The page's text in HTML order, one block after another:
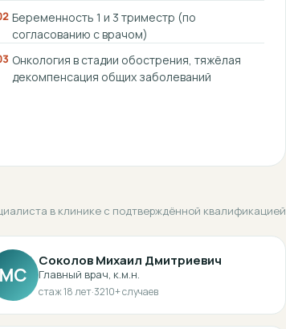
Беременность 1 и 3 триместр (по
согласованию с врачом)
Онкология в стадии обострения, тяжёлая
декомпенсация общих заболеваний
в клинике с подтверждённой квалификацией
МС
Соколов Михаил Дмитриевич
Главный врач, к.м.н.
стаж18лет·3210+ случаев